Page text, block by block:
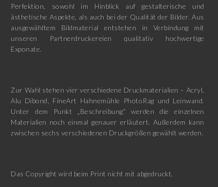
Perfektion, sowohl im Hinblick auf gestalterische und
ästhetische Aspekte, als auch bei der Qualität der Bilder. Aus
ausgewähltem Bildmaterial entstehen in Verbindung mit
unseren Partnerdruckereien qualitativ hochwertige
Exponate.
Zur Wahl stehen vier verschiedene Druckmaterialien – Acryl,
Alu Dibond, FineArt Hahnemühle PhotoRag und Leinwand.
Unter dem Punkt „Beschreibung“ werden die einzelnen
Materialien noch einmal genauer erläutert. Außerdem kann
zwischen sechs verschiedenen Druckgrößen gewählt werden.
Das Copyright wird beim Print nicht mit abgedruckt.